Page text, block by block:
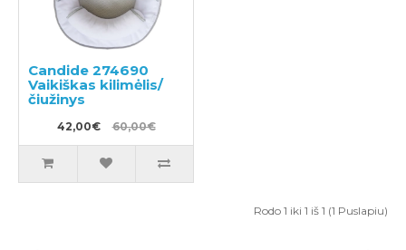
Candide 274690
Vaikiškas kilimėlis/
čiužinys
42,00€ 60,00€
Rodo 1 iki 1 iš 1 (1 Puslapiu)